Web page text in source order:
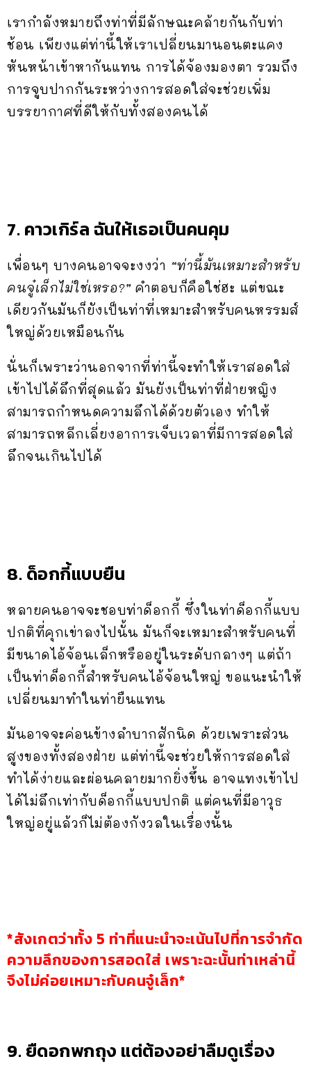
เรากำลังหมายถึงท่าที่มีลักษณะคล้ายกันกับท่า
ช้อน เพียงแต่ท่านี้ให้เราเปลี่ยนมานอนตะแคง
หันหน้าเข้าหากันแทน การได้จ้องมองตา รวมถึง
การจูบปากกันระหว่างการสอดใส่จะช่วยเพิ่ม
บรรยากาศที่ดีให้กับทั้งสองคนได้
7. คาวเกิร์ล ฉันให้เธอเป็นคนคุม
เพื่อนๆ บางคนอาจจะงงว่า “ท่านี้มันเหมาะสำหรับ
คนจู๋เล็กไม่ใช่เหรอ?”คำตอบก็คือใช่ฮะ แต่ขณะ
เดียวกันมันก็ยังเป็นท่าที่เหมาะสำหรับคนหรรมส์
ใหญ่ด้วยเหมือนกัน
นั่นก็เพราะว่านอกจากที่ท่านี้จะทำให้เราสอดใส่
เข้าไปได้ลึกที่สุดแล้ว มันยังเป็นท่าที่ฝ่ายหญิง
สามารถกำหนดความลึกได้ด้วยตัวเอง ทำให้
สามารถหลีกเลี่ยงอาการเจ็บเวลาที่มีการสอดใส่
ลึกจนเกินไปได้
8. ด็อกกี้แบบยืน
หลายคนอาจจะชอบท่าด็อกกี้ ซึ่งในท่าด็อกกี้แบบ
ปกติที่คุกเข่าลงไปนั้น มันก็จะเหมาะสำหรับคนที่
มีขนาดไอ้จ้อนเล็กหรืออยู่ในระดับกลางๆ แต่ถ้า
เป็นท่าด็อกกี้สำหรับคนไอ้จ้อนใหญ่ ขอแนะนำให้
เปลี่ยนมาทำในท่ายืนแทน
มันอาจจะค่อนข้างลำบากสักนิด ด้วยเพราะส่วน
สูงของทั้งสองฝ่าย แต่ท่านี้จะช่วยให้การสอดใส่
ทำได้ง่ายและผ่อนคลายมากยิ่งขึ้น อาจแทงเข้าไป
ได้ไม่ลึกเท่ากับด็อกกี้แบบปกติ แต่คนที่มีอาวุธ
ใหญ่อยู่แล้วก็ไม่ต้องกังวลในเรื่องนั้น
*สังเกตว่าทั้ง 5 ท่าที่แนะนำจะเน้นไปที่การจำกัด
ความลึกของการสอดใส่ เพราะฉะนั้นท่าเหล่านี้
จึงไม่ค่อยเหมาะกับคนจู๋เล็ก*
9. ยืดอกพกถุง แต่ต้องอย่าลืมดูเรื่อง